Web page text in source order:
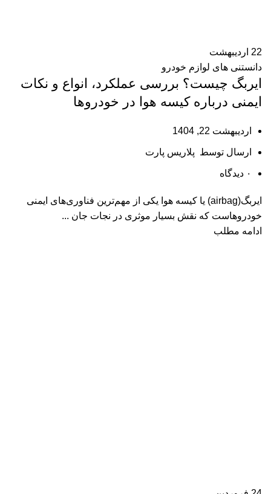
22 اردیبهشت
دانستنی های لوازم خودرو
ایربگ چیست؟ بررسی عملکرد، انواع و نکات
ایمنی درباره کیسه هوا در خودروها
اردیبهشت 22, 1404
ارسال توسط پلاریس پارت
۰ دیدگاه
ایربگ(airbag) یا کیسه هوا یکی از مهم‌ترین فناوری‌های ایمنی
خودروهاست که نقش بسیار موثری در نجات جان ...
ادامه مطلب